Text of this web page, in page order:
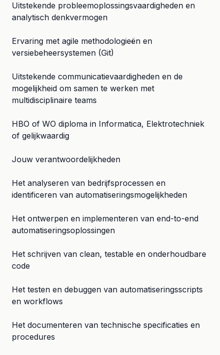
Uitstekende probleemoplossingsvaardigheden en
analytisch denkvermogen
Ervaring met agile methodologieën en
versiebeheersystemen (Git)
Uitstekende communicatievaardigheden en de
mogelijkheid om samen te werken met
multidisciplinaire teams
HBO of WO diploma in Informatica, Elektrotechniek
of gelijkwaardig
Jouw verantwoordelijkheden
Het analyseren van bedrijfsprocessen en
identificeren van automatiseringsmogelijkheden
Het ontwerpen en implementeren van end-to-end
automatiseringsoplossingen
Het schrijven van clean, testable en onderhoudbare
code
Het testen en debuggen van automatiseringsscripts
en workflows
Het documenteren van technische specificaties en
procedures